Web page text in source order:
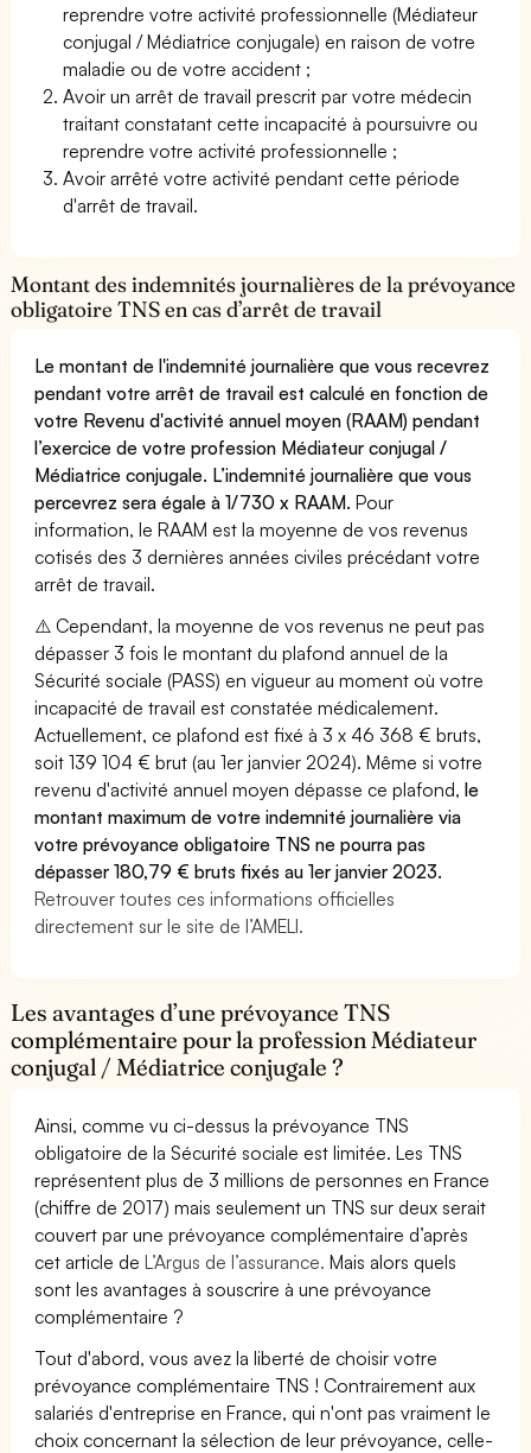
reprendre votre activité professionnelle (Médiateur
conjugal / Médiatrice conjugale) en raison de votre
maladie ou de votre accident ;
Avoir un arrêt de travail prescrit par votre médecin
traitant constatant cette incapacité à poursuivre ou
reprendre votre activité professionnelle ;
Avoir arrêté votre activité pendant cette période
d'arrêt de travail.
Montant des indemnités journalières de la prévoyance
obligatoire TNS en cas d’arrêt de travail
Le montant de l'indemnité journalière que vous recevrez
pendant votre arrêt de travail est calculé en fonction de
votre Revenu d'activité annuel moyen (RAAM) pendant
l’exercice de votre profession Médiateur conjugal /
Médiatrice conjugale. L’indemnité journalière que vous
percevrez sera égale à 1/730 x RAAM. Pour
information, le RAAM est la moyenne de vos revenus
cotisés des 3 dernières années civiles précédant votre
arrêt de travail.
⚠️ Cependant, la moyenne de vos revenus ne peut pas
dépasser 3 fois le montant du plafond annuel de la
Sécurité sociale (PASS) en vigueur au moment où votre
incapacité de travail est constatée médicalement.
Actuellement, ce plafond est fixé à 3 x 46 368 € bruts,
soit 139 104 € brut (au 1er janvier 2024). Même si votre
revenu d'activité annuel moyen dépasse ce plafond,le
montant maximum de votre indemnité journalière via
votre prévoyance obligatoire TNS ne pourra pas
dépasser 180,79 € bruts fixés au 1er janvier 2023.
Retrouver toutes ces informations officielles
directement sur le site de l’AMELI.
Les avantages d’une prévoyance TNS
complémentaire pour la profession Médiateur
conjugal / Médiatrice conjugale ?
Ainsi, comme vu ci-dessus la prévoyance TNS
obligatoire de la Sécurité sociale est limitée. Les TNS
représentent plus de 3 millions de personnes en France
(chiffre de 2017) mais seulement un TNS sur deux serait
couvert par une prévoyance complémentaire d’après
cet article deL’Argus de l’assurance. Mais alors quels
sont les avantages à souscrire à une prévoyance
complémentaire ?
Tout d'abord, vous avez la liberté de choisir votre
prévoyance complémentaire TNS ! Contrairement aux
salariés d'entreprise en France, qui n'ont pas vraiment le
choix concernant la sélection de leur prévoyance, celle-